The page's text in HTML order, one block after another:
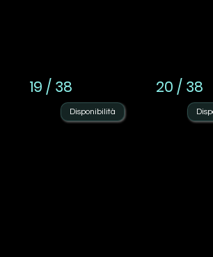
19 / 38
Disponibilità
20 / 38